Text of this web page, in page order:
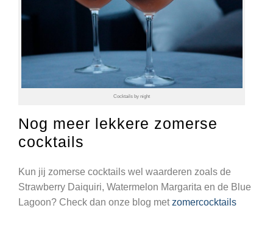
Cocktails by night
Nog meer lekkere zomerse
cocktails
Kun jij zomerse cocktails wel waarderen zoals de
Strawberry Daiquiri, Watermelon Margarita en de Blue
Lagoon? Check dan onze blog metzomercocktails